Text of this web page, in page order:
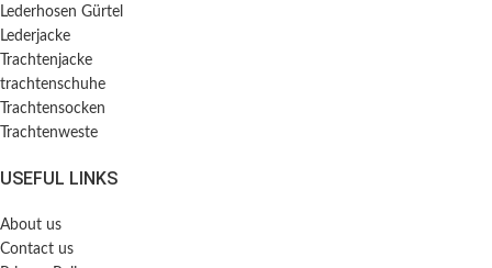
Lederhosen Gürtel
Lederjacke
Trachtenjacke
trachtenschuhe
Trachtensocken
Trachtenweste
USEFUL LINKS
About us
Contact us